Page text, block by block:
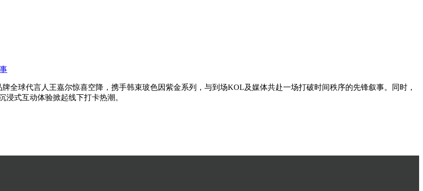
全球代言人王嘉尔惊喜空降，携手韩束玻色因紫金系列，与到场KOL及媒体共赴一场打破时间秩序的先锋叙事。同时，
浸式互动体验掀起线下打卡热潮。